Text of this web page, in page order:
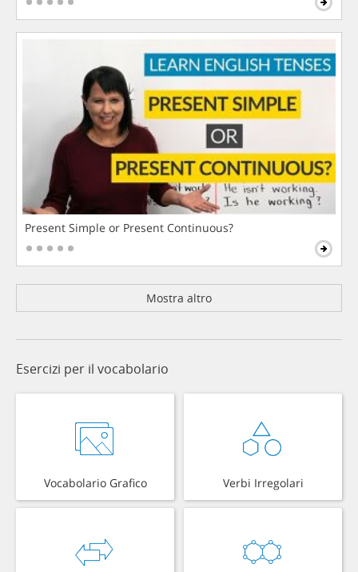
Present Simple or Present Continuous?
Mostra altro
Esercizi per il vocabolario
Vocabolario Grafico Verbi Irregolari